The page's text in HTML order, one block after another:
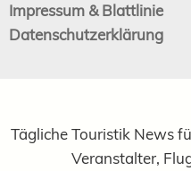
Impressum & Blattlinie
Datenschutzerklärung
Tägliche Touristik News
Veranstalter,